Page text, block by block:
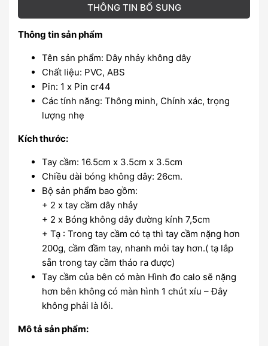
THÔNG TIN BỔ SUNG
Thông tin sản phẩm
Tên sản phẩm: Dây nhảy không dây
Chất liệu: PVC, ABS
Pin: 1 x Pin cr44
Các tính năng: Thông minh, Chính xác, trọng
lượng nhẹ
Kích thước:
Tay cầm: 16.5cm x 3.5cm x 3.5cm
Chiều dài bóng không dây: 26cm.
Bộ sản phẩm bao gồm:
+ 2 x tay cầm dây nhảy
+ 2 x Bóng không dây đường kính 7,5cm
+ Tạ : Trong tay cầm có tạ thì tay cầm nặng hơn
200g, cầm đầm tay, nhanh mỏi tay hơn.( tạ lắp
sẵn trong tay cầm tháo ra được)
Tay cầm của bên có màn Hình đo calo sẽ nặng
hơn bên không có màn hình 1 chút xíu – Đây
không phải là lỗi.
Mô tả sản phẩm: